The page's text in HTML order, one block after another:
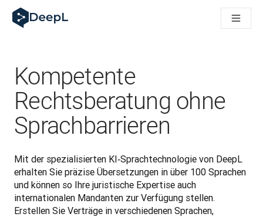
DeepL für KI‑Agenten
DeepL Translation Flow: Neue KI-gestützte Workflows für
Was bedeutet Vertrauen in KI‑Sprachtechnologie? Ein
Aufbau der Übersetzungsqualitätsbewertung bei DeepL
Von hochwertiger Textübersetzung zur Echtzeit-
Building an instantly accessible voice demo with DeepL
Kompetente
Rechtsberatung ohne
Sprachbarrieren
Mit der spezialisierten KI‑Sprachtechnologie von DeepL
erhalten Sie präzise Übersetzungen in über 100 Sprachen
und können so Ihre juristische Expertise auch
internationalen Mandanten zur Verfügung stellen.
Erstellen Sie Verträge in verschiedenen Sprachen,